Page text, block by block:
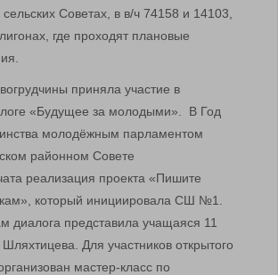
сельских Советах, в в/ч 74158 и 14103,
где проходят плановые
приняла участие в
«Будущее за молодыми». В Год
молодёжным парламентом
районном Совете
реализация проекта «Пишите
который инициировала СШ №1.
диалога представила учащаяся 11
Для участников открытого
мастер-класс по